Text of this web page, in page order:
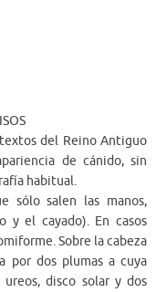
del Reino Antiguo
de cánido, sin
habitual.
sólo salen las manos,
y el cayado). En casos
Sobre la cabeza
por dos plumas a cuya
disco solar y dos